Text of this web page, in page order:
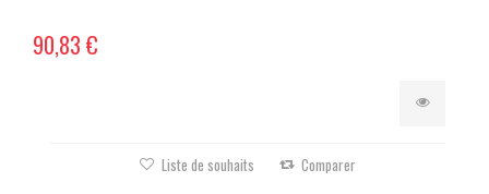
90,83 €
Liste de souhaits Comparer